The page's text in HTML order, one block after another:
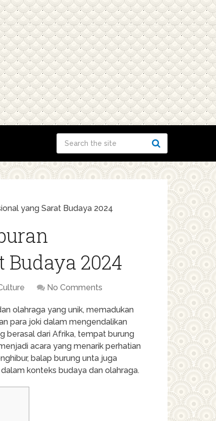
yang Sarat Budaya 2024
2024
No Comments
olahraga yang unik, memadukan
para joki dalam mengendalikan
berasal dari Afrika, tempat burung
acara yang menarik perhatian
balap burung unta juga
konteks budaya dan olahraga.